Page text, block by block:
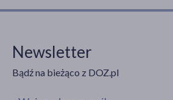
Newsletter
Bądź na bieżąco z DOZ.pl